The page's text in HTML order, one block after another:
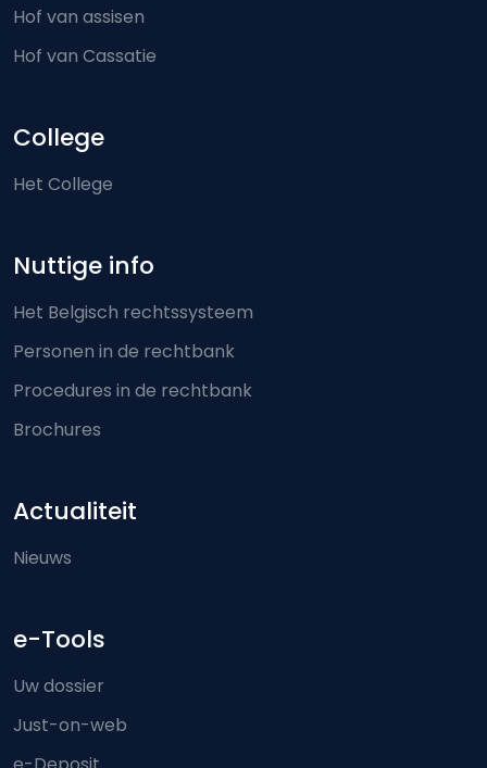
Hof van assisen
Hof van Cassatie
College
Het College
Nuttige info
Het Belgisch rechtssysteem
Personen in de rechtbank
Procedures in de rechtbank
Brochures
Actualiteit
Nieuws
e-Tools
Uw dossier
Just-on-web